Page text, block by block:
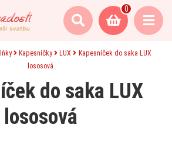
0
Kapesníčky LUX
Kapesníček do saka LUX
lososová
do saka LUX
lososová